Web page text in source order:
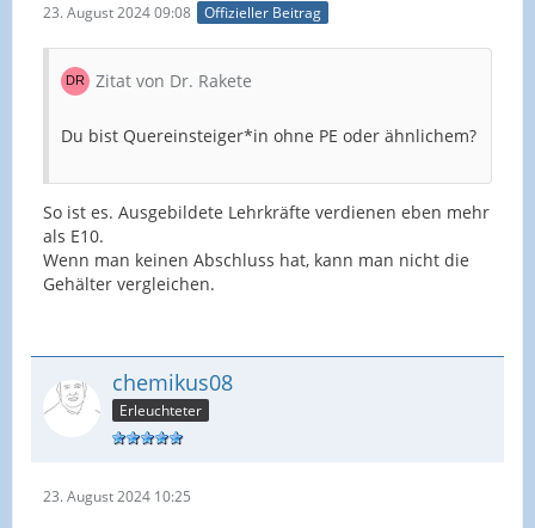
23. August 2024 09:08 Offizieller Beitrag
Zitat von Dr. Rakete
Du bist Quereinsteiger*in ohne PE oder ähnlichem?
So ist es. Ausgebildete Lehrkräfte verdienen eben mehr
als E10.
Wenn man keinen Abschluss hat, kann man nicht die
Gehälter vergleichen.
chemikus08
Erleuchteter
23. August 2024 10:25